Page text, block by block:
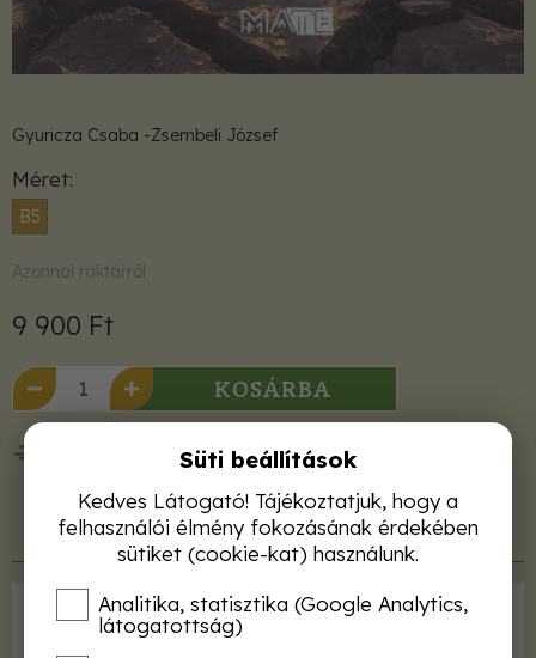
Gyuricza Csaba -Zsembeli József
Méret
B5
Azonnal raktárról
9 900 Ft
KOSÁRBA
50 000 Ft felett ingyenes kiszállítás!
Termékleírás
Kiadó
MATE
Süti beállítások
Kedves Látogató! Tájékoztatjuk, hogy a
felhasználói élmény fokozásának érdekében
sütiket (cookie-kat) használunk.
Analitika, statisztika (Google Analytics,
látogatottság)